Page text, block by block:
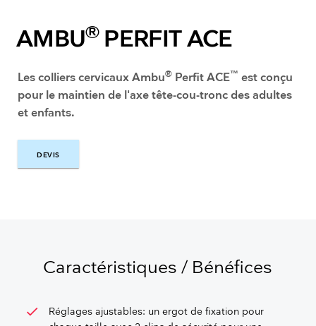
AMBU®PERFIT ACE
​​Les colliers cervicaux Ambu®Perfit ACE™ est conçu
pour le maintien de l'axe tête-cou-tronc des adultes
et enfants.
DEVIS
Caractéristiques / Bénéfices
check
Réglages ajustables: un ergot de fixation pour